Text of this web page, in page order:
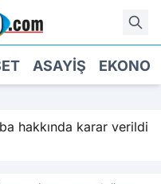
ASAYIŞ
hakkında karar verildi